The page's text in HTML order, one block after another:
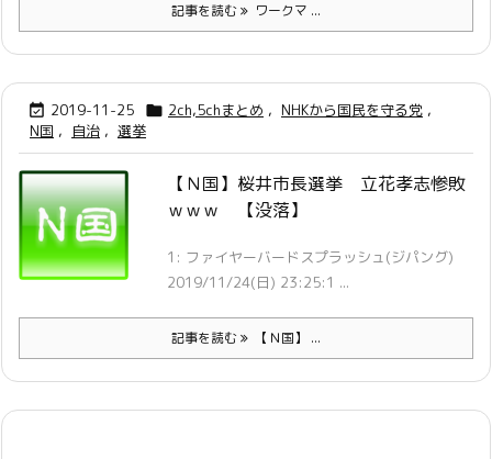
記事を読む ワークマ ...
 2019-11-25  2ch,5chまとめ , NHKから国民を守る党 ,
N国 , 自治 , 選挙
【Ｎ国】桜井市長選挙 立花孝志惨敗
ｗｗｗ 【没落】
1: ファイヤーバードスプラッシュ(ジパング)
2019/11/24(日) 23:25:1 ...
記事を読む 【Ｎ国】 ...